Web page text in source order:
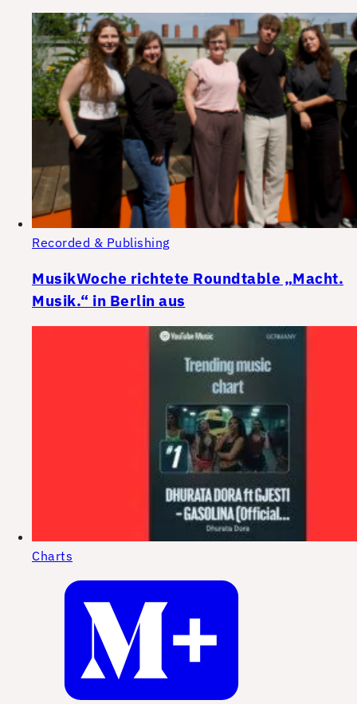
Recorded & Publishing
MusikWoche richtete Roundtable „Macht.
Musik.“ in Berlin aus
Charts